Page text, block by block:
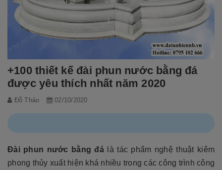
+100 thiết kế đài phun nước bằng đá
được yêu thích nhất năm 2020
Đỗ Thảo 02/10/2020
Đài phun nước bằng đálà tác phẩm nghệ thuật kiêm
phong thủy xuất hiện khá nhiều trong các công trình công